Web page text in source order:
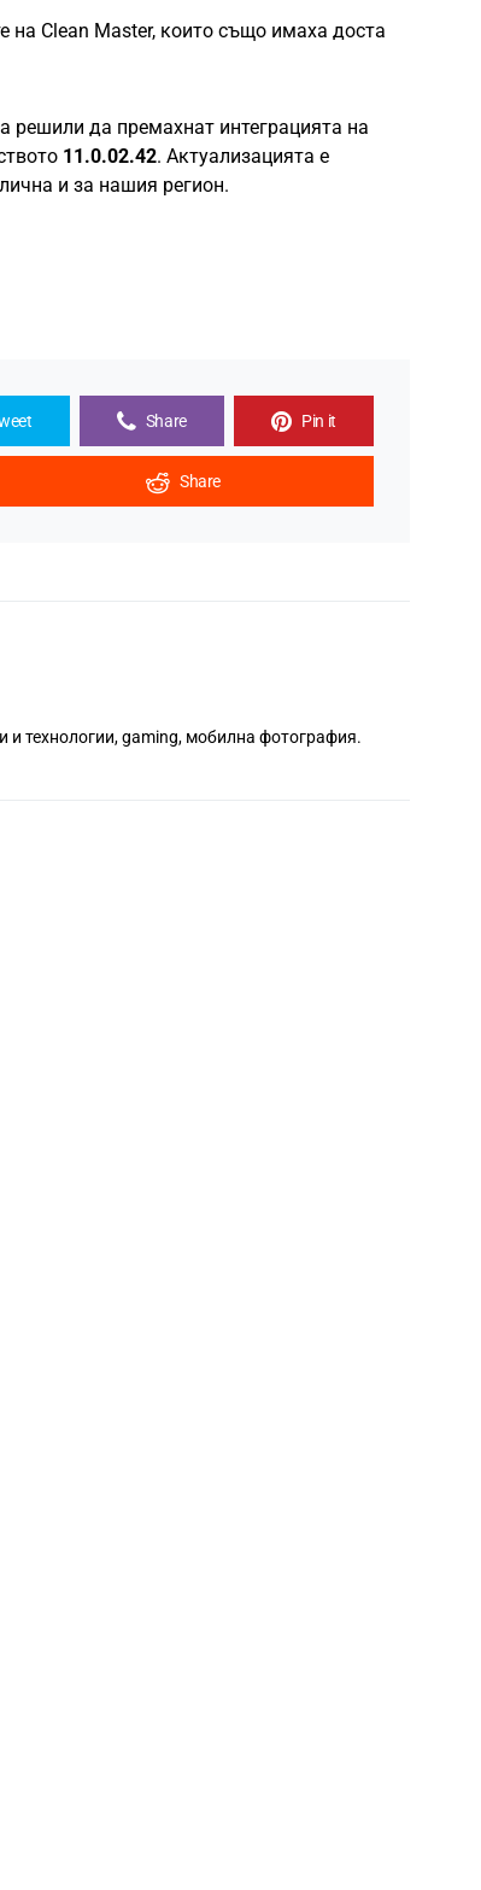
на Clean Master, които също имаха доста
решили да премахнат интеграцията на
11.0.02.42. Актуализацията е
и за нашия регион.
Share Pin it
Share
и технологии, gaming, мобилна фотография.